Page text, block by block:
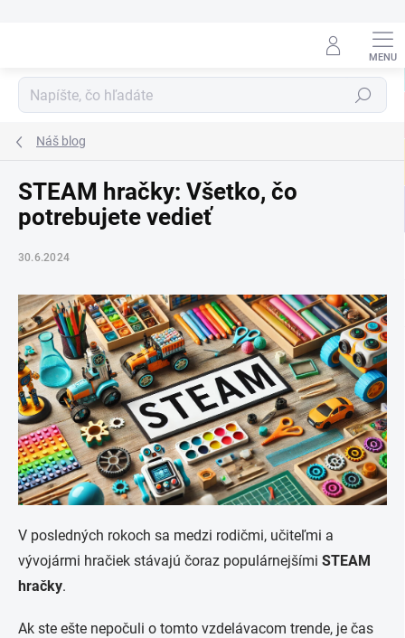
Hľadať
Náš blog
STEAM hračky: Všetko, čo
potrebujete vedieť
30.6.2024
V posledných rokoch sa medzi rodičmi, učiteľmi a
vývojármi hračiek stávajú čoraz populárnejšími STEAM
hračky.
Ak ste ešte nepočuli o tomto vzdelávacom trende, je čas